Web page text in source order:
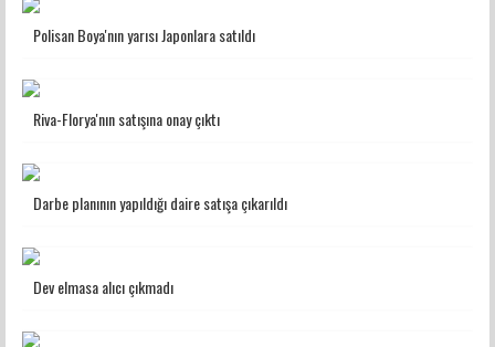
Polisan Boya'nın yarısı Japonlara satıldı
Riva-Florya'nın satışına onay çıktı
Darbe planının yapıldığı daire satışa çıkarıldı
Dev elmasa alıcı çıkmadı